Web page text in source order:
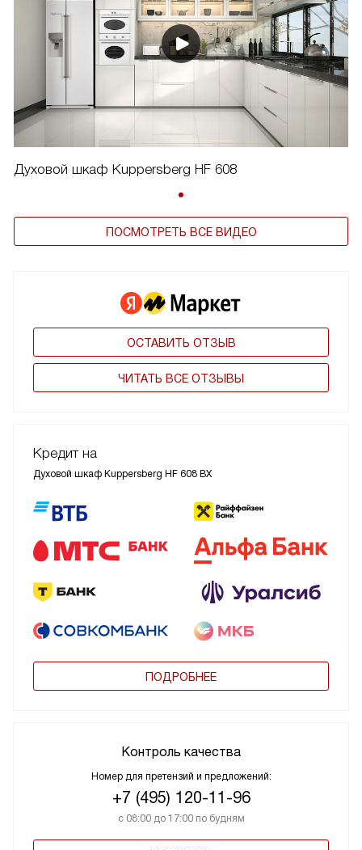
Духовой шкаф Kuppersberg HF 608
ПОСМОТРЕТЬ ВСЕ ВИДЕО
ОСТАВИТЬ ОТЗЫВ
ЧИТАТЬ ВСЕ ОТЗЫВЫ
Кредит на
Духовой шкаф Kuppersberg HF 608 BX
ПОДРОБНЕЕ
Контроль качества
Номер для претензий и предложений:
+7 (495) 120-11-96
с 08:00 до 17:00 по будням